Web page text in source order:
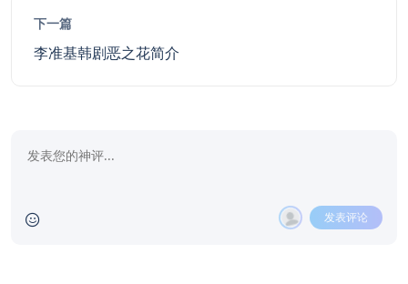
下一篇
李准基韩剧恶之花简介
发表评论